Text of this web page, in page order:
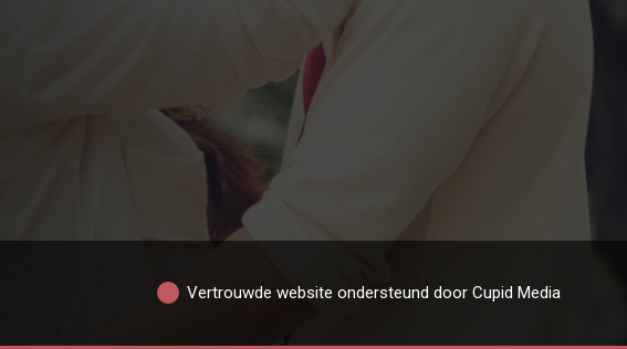
Vertrouwde website ondersteund door Cupid Media